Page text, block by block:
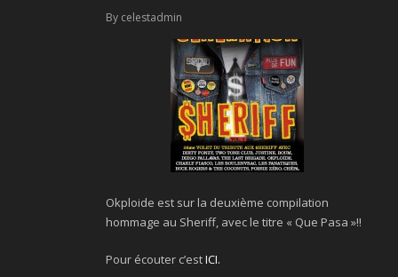
By celestadmin
Okploide est sur la deuxième compilation
hommage au Sheriff, avec le titre « Que Pasa »!!
Pour écouter c’estICI.